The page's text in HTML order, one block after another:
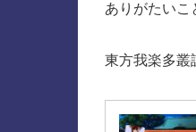
ありがたいこ
東方我楽多叢